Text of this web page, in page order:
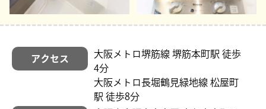
アクセス
大阪メトロ堺筋線 堺筋本町駅 徒歩
4分
大阪メトロ長堀鶴見緑地線 松屋町
駅 徒歩8分